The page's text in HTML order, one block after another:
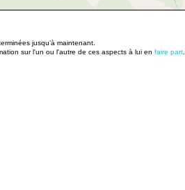
jusqu’à maintenant.
sur l'un ou l'autre de ces aspects à lui en faire part